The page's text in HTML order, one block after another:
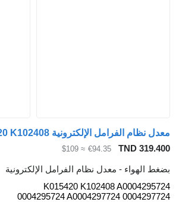
TND
€94.35
≈ $109
- معدل نظام الفرامل الإلكترونية
K015420 K102408
0004295724 A0004297724
مازوت